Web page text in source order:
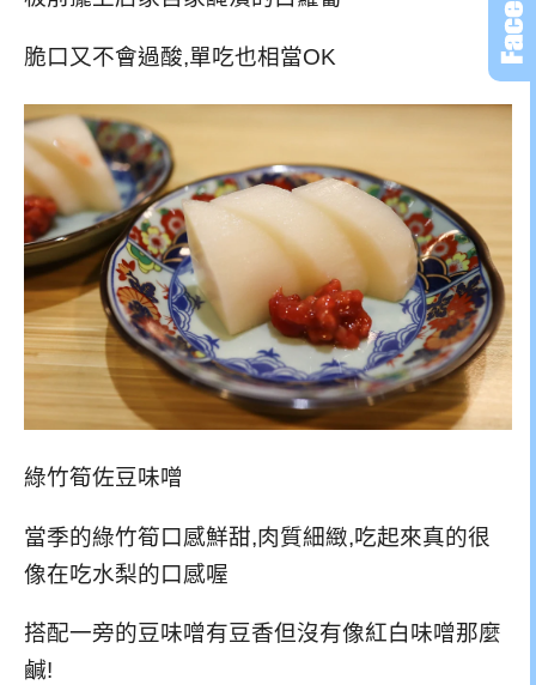
脆口又不會過酸,單吃也相當OK
綠竹筍佐豆味噌
當季的綠竹筍口感鮮甜,肉質細緻,吃起來真的很
像在吃水梨的口感喔
搭配一旁的豆味噌有豆香但沒有像紅白味噌那麼
鹹!